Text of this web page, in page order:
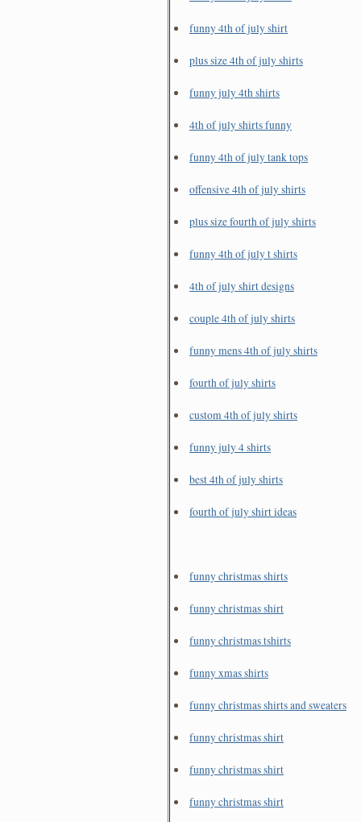
funny 4th of july shirt
plus size 4th of july shirts
funny july 4th shirts
4th of july shirts funny
funny 4th of july tank tops
offensive 4th of july shirts
plus size fourth of july shirts
funny 4th of july t shirts
4th of july shirt designs
couple 4th of july shirts
funny mens 4th of july shirts
fourth of july shirts
custom 4th of july shirts
funny july 4 shirts
best 4th of july shirts
fourth of july shirt ideas
funny christmas shirts
funny christmas shirt
funny christmas tshirts
funny xmas shirts
funny christmas shirts and sweaters
funny christmas shirt
funny christmas shirt
funny christmas shirt